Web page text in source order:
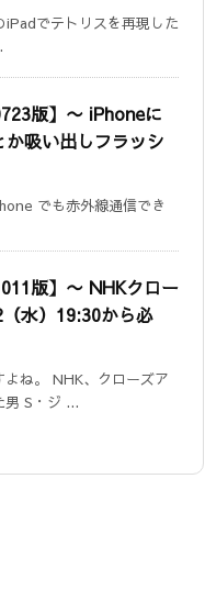
iPadでテトリスを再現した
版】 〜 iPhoneに
吸い出しフラッシ
でも赤外線通信でき
版】 〜 NHKクロー
水）19:30から必
ね。 NHK、クローズア
男 S・ジ ...